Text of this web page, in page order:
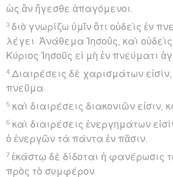
ὡς ἂν ἤγεσθε ἀπαγόμενοι.
3 διὸ γνωρίζω ὑμῖν ὅτι οὐδεὶς ἐν
λέγει· Ἀνάθεμα Ἰησοῦς, καὶ οὐδεὶς
Κύριος Ἰησοῦς εἰ μὴ ἐν πνεύματι
4 Διαιρέσεις δὲ χαρισμάτων
πνεῦμα·
5 καὶ διαιρέσεις διακονιῶν εἰσιν,
6 καὶ διαιρέσεις ἐνεργημάτων
ὁ ἐνεργῶν τὰ πάντα ἐν πᾶσιν.
7 ἑκάστῳ δὲ δίδοται ἡ φανέρωσις
πρὸς τὸ συμφέρον.